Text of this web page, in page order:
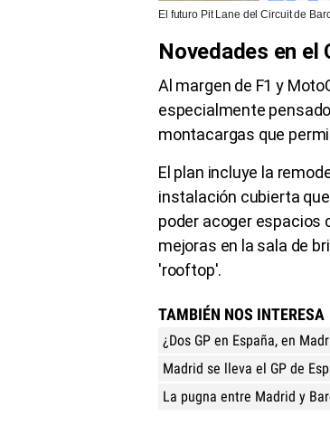
El futuro Pit Lane del Circuit de
Novedades en el
Al margen de F1 y
especialmente
montacargas que
El plan incluye la
instalación cubierta
poder acoger espacios
mejoras en la sala de
'rooftop'.
TAMBIÉN NOS INTERESA
¿Dos GP en España, en
Madrid se lleva el GP de
La pugna entre Madrid y